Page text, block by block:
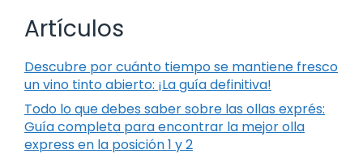
Artículos
Descubre por cuánto tiempo se mantiene fresco
un vino tinto abierto: ¡La guía definitiva!
Todo lo que debes saber sobre las ollas exprés:
Guía completa para encontrar la mejor olla
express en la posición 1 y 2